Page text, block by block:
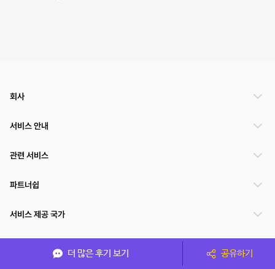
더 많은 후기 보기 공유하기
회사
서비스 안내
관련 서비스
파트너쉽
서비스 제공 국가
(주)NSPACE 사업자정보